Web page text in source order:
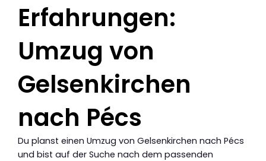
Erfahrungen:
Umzug von
Gelsenkirchen
nach Pécs
Du planst einen Umzug von Gelsenkirchen nach Pécs
und bist auf der Suche nach dem passenden